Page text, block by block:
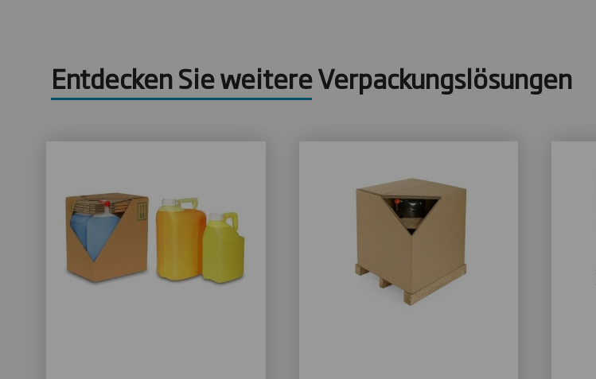
Entdecken Sie weitere Verpackungslösungen